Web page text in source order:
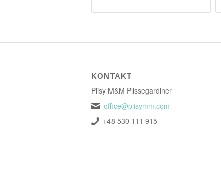
KONTAKT
Plisy M&M Plissegardiner
office@plisymm.com
+48 530 111 915